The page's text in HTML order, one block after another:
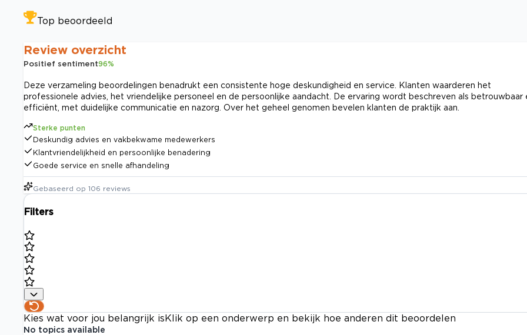
Top beoordeeld
Review overzicht
Positief sentiment96%
Deze verzameling beoordelingen benadrukt een consistente hoge deskundigheid en service. Klanten waarderen het
professionele advies, het vriendelijke personeel en de persoonlijke aandacht. De ervaring wordt beschreven als betrouwbaar
efficiënt, met duidelijke communicatie en nazorg. Over het geheel genomen bevelen klanten de praktijk aan.
Sterke punten
Deskundig advies en vakbekwame medewerkers
Klantvriendelijkheid en persoonlijke benadering
Goede service en snelle afhandeling
Gebaseerd op 106 reviews
Filters
Kies wat voor jou belangrijk is Klik op een onderwerp en bekijk hoe anderen dit beoordelen
No topics available